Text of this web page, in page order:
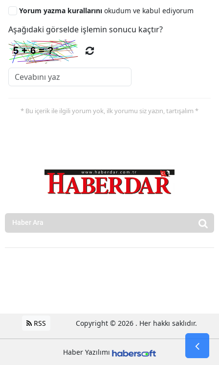
Yorum yazma kurallarını okudum ve kabul ediyorum
Aşağıdaki görselde işlemin sonucu kaçtır?
* Bu içerik ile ilgili yorum yok, ilk yorumu siz yazın, tartışalım *
RSS Copyright © 2026 . Her hakkı saklıdır.
Haber Yazılımı